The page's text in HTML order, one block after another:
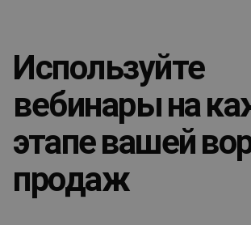
Используйте
вебинары на
этапе вашей
продаж